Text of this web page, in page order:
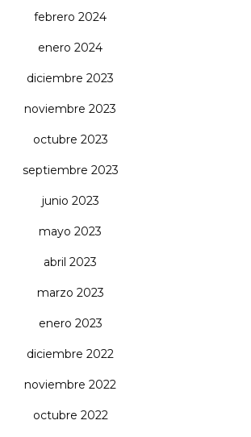
febrero 2024
enero 2024
diciembre 2023
noviembre 2023
octubre 2023
septiembre 2023
junio 2023
mayo 2023
abril 2023
marzo 2023
enero 2023
diciembre 2022
noviembre 2022
octubre 2022